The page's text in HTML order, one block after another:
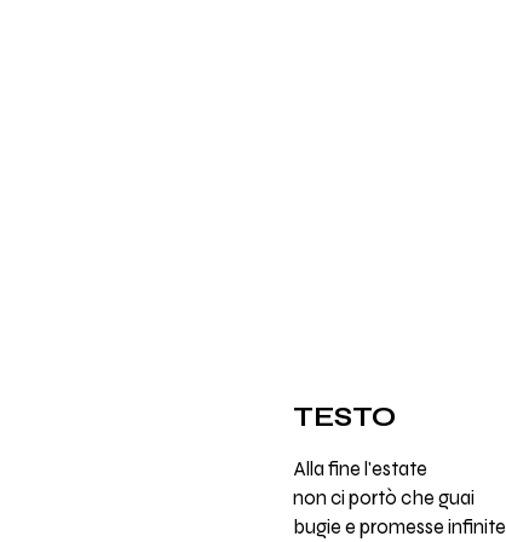
TESTO
Alla fine l'estate
non ci portò che guai
bugie e promesse infinite